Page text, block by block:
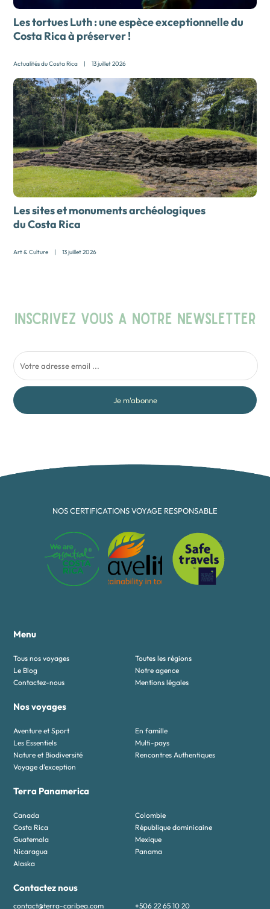
Les tortues Luth : une espèce exceptionnelle du
Costa Rica à préserver !
Actualités du Costa Rica | 13 juillet 2026
Les sites et monuments archéologiques
du Costa Rica
Art & Culture | 13 juillet 2026
INSCRIVEZ VOUS A NOTRE NEWSLETTER
Je m'abonne
NOS CERTIFICATIONS VOYAGE RESPONSABLE
Menu
Tous nos voyages
Toutes les régions
Le Blog
Notre agence
Contactez-nous
Mentions légales
Nos voyages
Aventure et Sport
En famille
Les Essentiels
Multi-pays
Nature et Biodiversité
Rencontres Authentiques
Voyage d'exception
Terra Panamerica
Canada
Colombie
Costa Rica
République dominicaine
Guatemala
Mexique
Nicaragua
Panama
Alaska
Contactez nous
contact@terra-caribea.com +506 22 65 10 20